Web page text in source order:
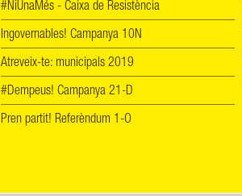
#NiUnaMés - Caixa de Resistència
Ingovernables! Campanya 10N
Atreveix-te: municipals 2019
#Dempeus! Campanya 21-D
Pren partit! Referèndum 1-O